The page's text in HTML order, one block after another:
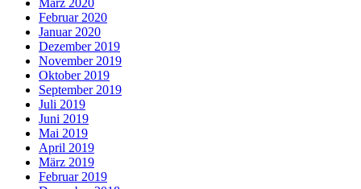
März 2020
Februar 2020
Januar 2020
Dezember 2019
November 2019
Oktober 2019
September 2019
Juli 2019
Juni 2019
Mai 2019
April 2019
März 2019
Februar 2019